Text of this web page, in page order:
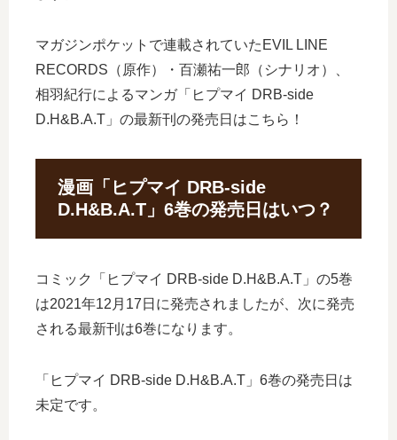
マガジンポケットで連載されていたEVIL LINE
RECORDS（原作）・百瀬祐一郎（シナリオ）、
相羽紀行によるマンガ「ヒプマイ DRB-side
D.H&B.A.T」の最新刊の発売日はこちら！
漫画「ヒプマイ DRB-side
D.H&B.A.T」6巻の発売日はいつ？
コミック「ヒプマイ DRB-side D.H&B.A.T」の5巻
は2021年12月17日に発売されましたが、次に発売
される最新刊は6巻になります。
「ヒプマイ DRB-side D.H&B.A.T」6巻の発売日は
未定です。